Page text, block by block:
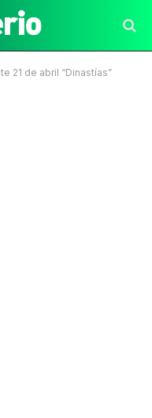
21 de abril “Dinastías”